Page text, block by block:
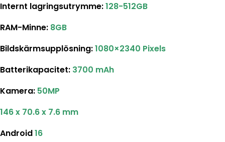
Internt lagringsutrymme:128-512GB
RAM-Minne: 8GB
Bildskärmsupplösning:1080×2340 Pixels
Batterikapacitet: 3700 mAh
Kamera: 50MP
146 x 70.6 x 7.6 mm
Android16